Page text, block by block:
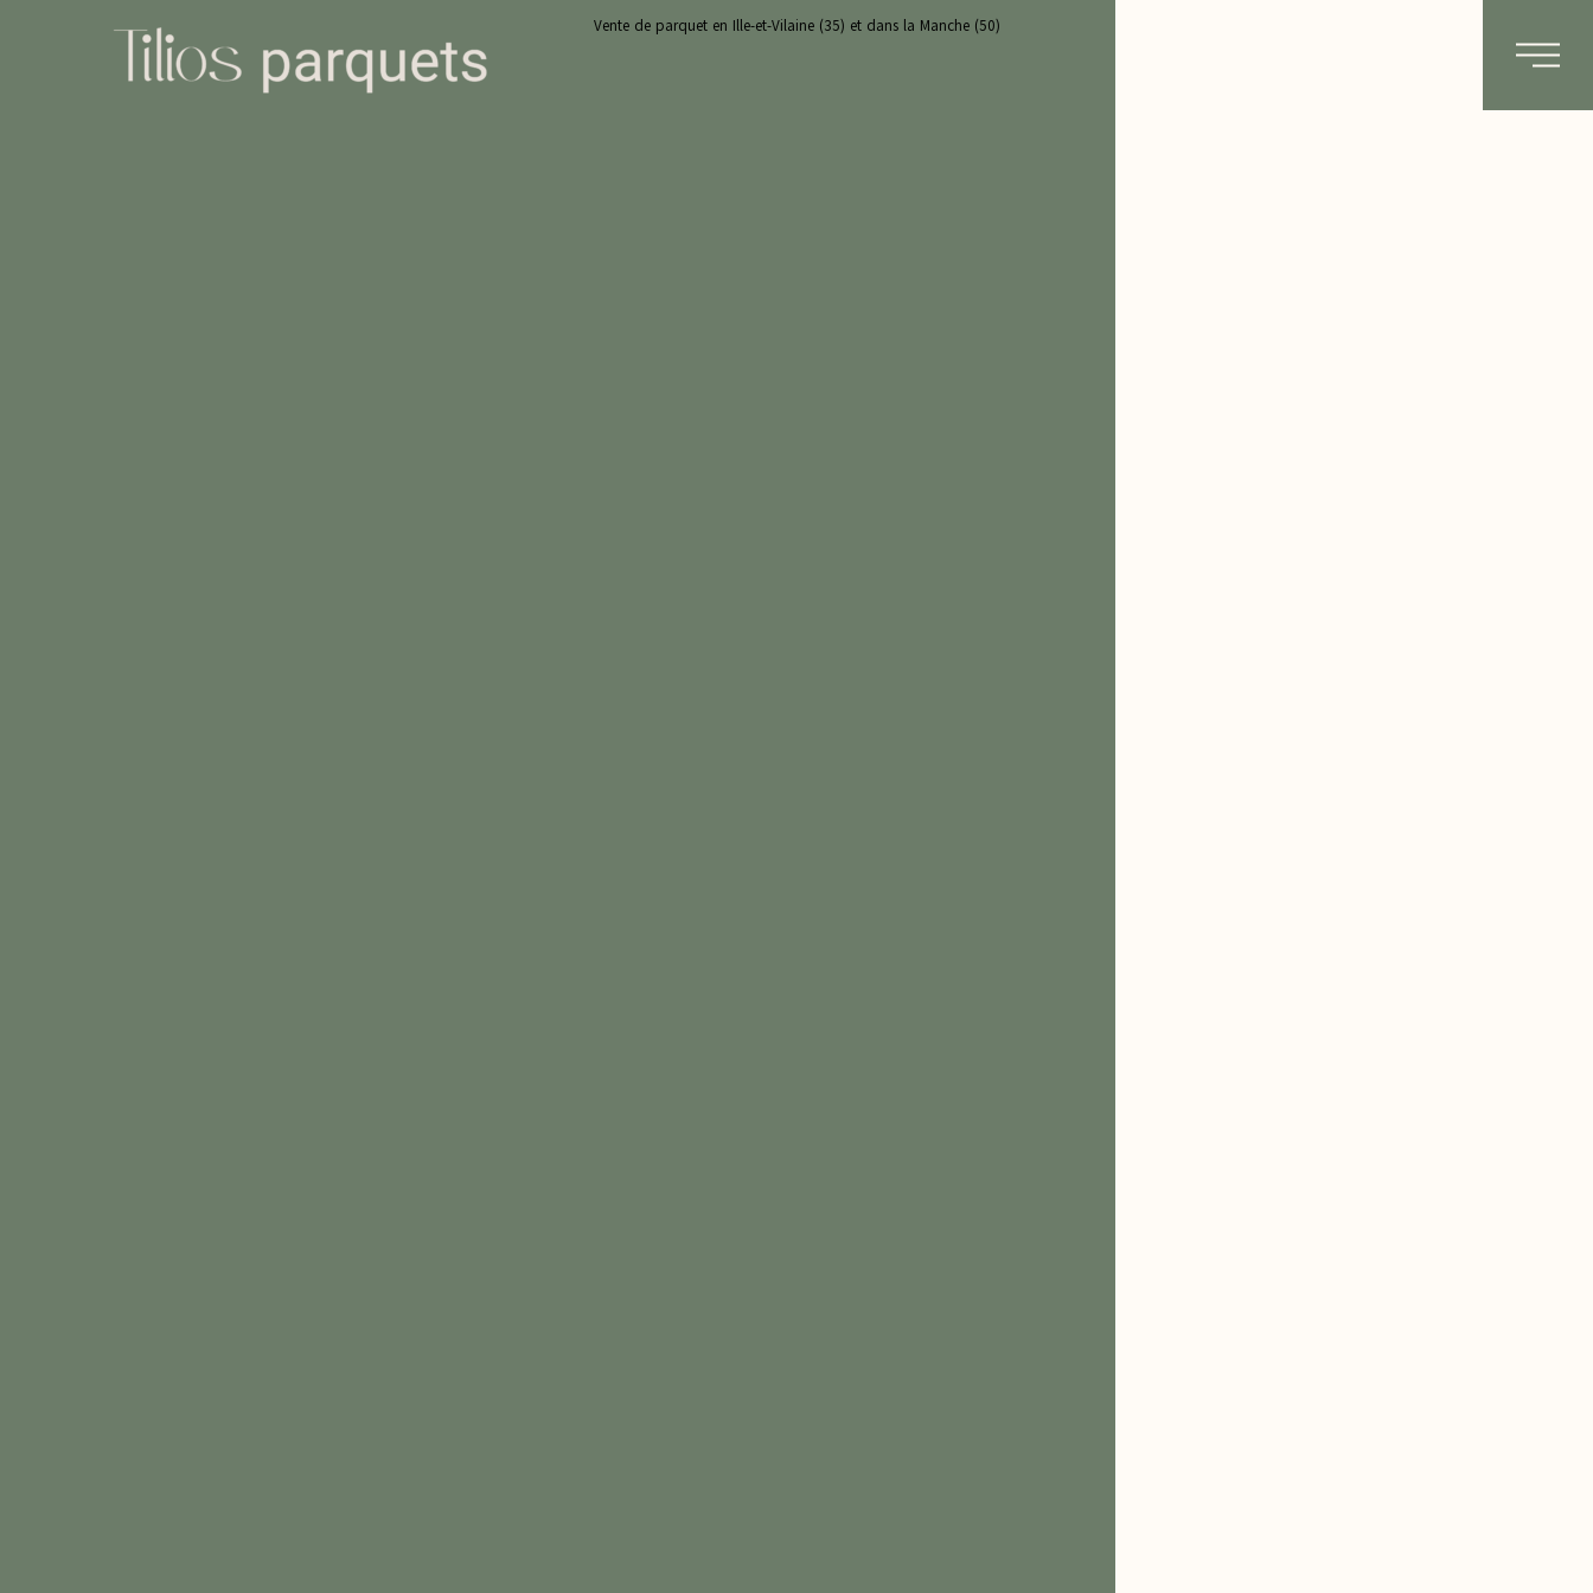
Vente de parquet en Ille-et-Vilaine (35) et dans la Manche (50)